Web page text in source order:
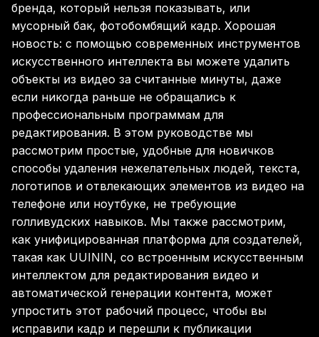
бренда, который нельзя показывать, или
мусорный бак, фотобомбящий кадр. Хорошая
новость: с помощью современных инструментов
искусственного интеллекта вы можете удалить
объекты из видео за считанные минуты, даже
если никогда раньше не обращались к
профессиональным программам для
редактирования. В этом руководстве мы
рассмотрим простые, удобные для новичков
способы удаления нежелательных людей, текста,
логотипов и отвлекающих элементов из видео на
телефоне или ноутбуке, не требующие
голливудских навыков. Мы также рассмотрим,
как унифицированная платформа для создателей,
такая как UUININ, со встроенным искусственным
интеллектом для редактирования видео и
автоматической генерации контента, может
упростить этот рабочий процесс, чтобы вы
исправили кадр и перешли к публикации